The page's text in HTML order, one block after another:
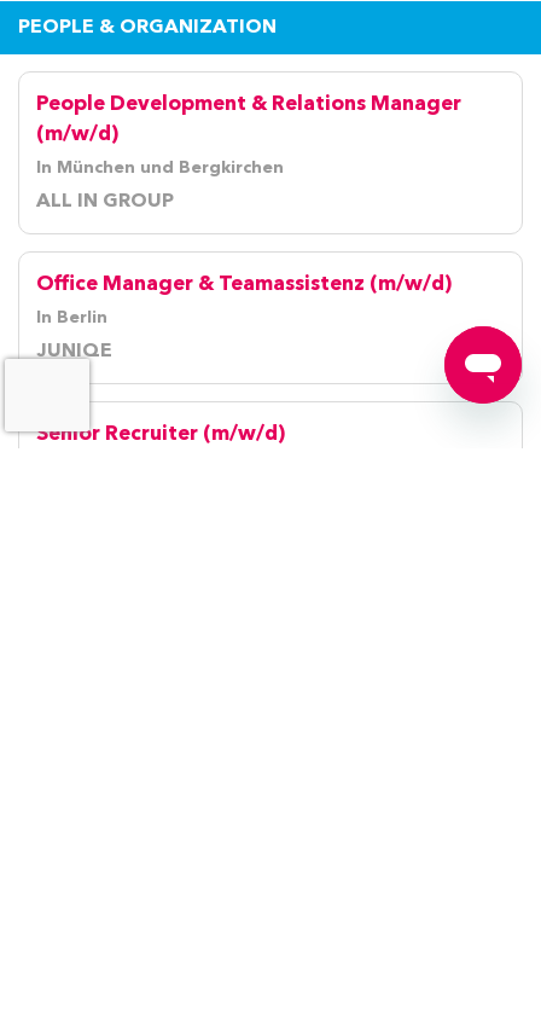
PEOPLE & ORGANIZATION
People Development & Relations Manager
(m/w/d)
In München und Bergkirchen
ALL IN GROUP
Office Manager & Teamassistenz (m/w/d)
In Berlin
JUNIQE
Senior Recruiter (m/w/d)